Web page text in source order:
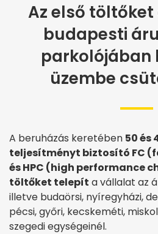
Az első töltőket
budapesti
parkolójában
üzembe
A beruházás keretében 50 és
teljesítményt biztosító FC
és HPC (high performance
töltőket telepít a vállalat az
illetve budaörsi, nyíregyházi,
pécsi, győri, kecskeméti,
szegedi egységeinél.